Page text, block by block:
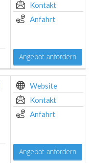
Kontakt
Anfahrt
Angebot anfordern
Website
Kontakt
Anfahrt
Angebot anfordern